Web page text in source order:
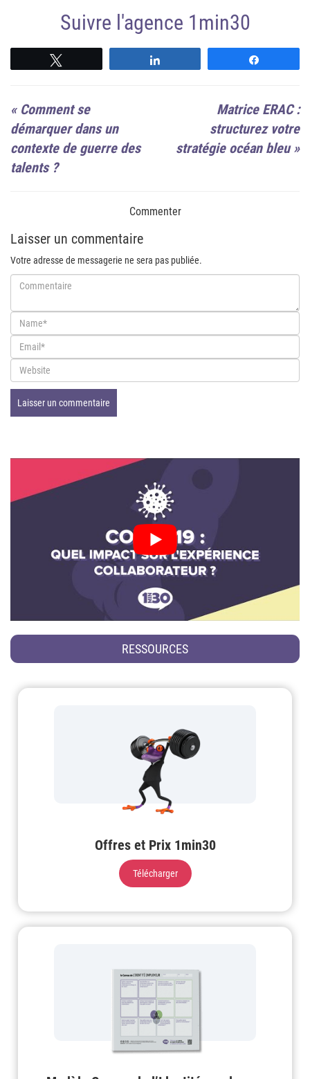
Suivre l'agence 1min30
« Comment se
démarquer dans un
contexte de guerre des
talents ?
Matrice ERAC :
structurez votre
stratégie océan bleu»
Commenter
Laisser un commentaire
Votre adresse de messagerie ne sera pas publiée.
RESSOURCES
Offres et Prix 1min30
Télécharger